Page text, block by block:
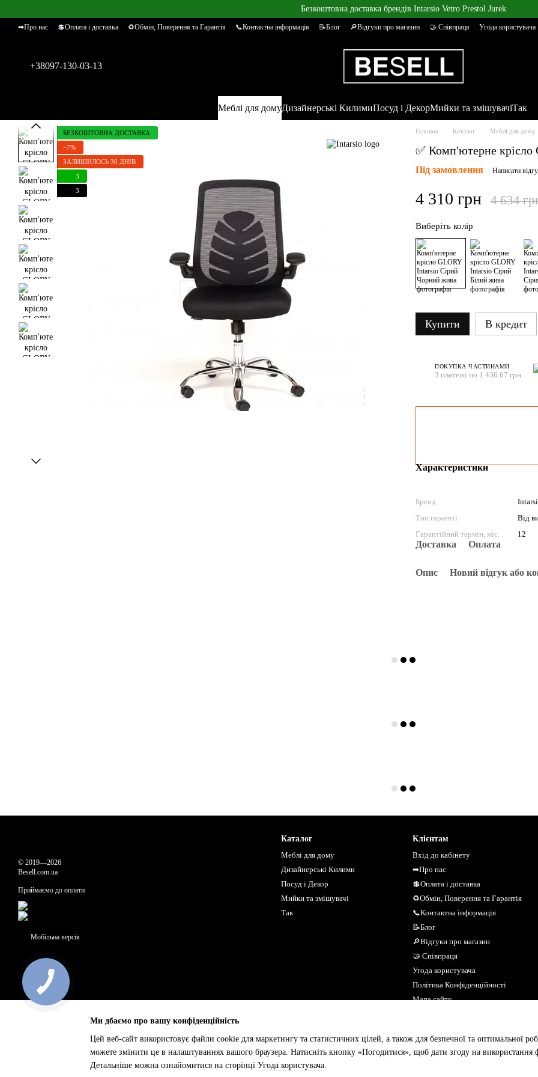
Безкоштовна доставка брендів Intarsio Vetro Prestol Jurek
➡Про нас 💲Оплата і доставка ♻Обмін, Поверення та Гарантія 📞Контактна інформація 📝Блог 🔎Відгуки про магазин 🤝 Співпраця Угода користувача
+38097-130-03-13
Меблі для домуДизайнерські КилимиПосуд і ДекорМийки та змішувачіТак
БЕЗКОШТОВНА ДОСТАВКА
−7%
ЗАЛИШИЛОСЬ 30 ДНІВ
3
3
Головна Каталог Меблі для дому
✅ Комп'ютерне
Під замовлення Написати
4 310 грн 4 634
Виберіть колір
Купити В кредит
ПОКУПКА ЧАСТИНАМИ
3 платежі по 1 436.67 грн
Характеристики
Бренд
Тип гарантії
Від
Гарантійний термін, міс.
12
Доставка Оплата
Опис Новий відгук або
© 2019—2026
Besell.com.ua
Приймаємо до оплати
Мобільна версія
Інтернет-магазин створений з Хорошоп
Каталог
Меблі для дому
Дизайнерські Килими
Посуд і Декор
Мийки та змішувачі
Так
Клієнтам
Вхід до кабінету
➡Про нас
💲Оплата і доставка
♻Обмін, Поверення та Гарантія
📞Контактна інформація
📝Блог
🔎Відгуки про магазин
🤝 Співпраця
Угода користувача
Політика Конфіденційності
Мапа сайту
Ми дбаємо про вашу конфіденційність
Цей веб-сайт використовує файли cookie для маркетингу та статистичних цілей, а також для безпечної та оптимальної
можете змінити це в налаштуваннях вашого браузера. Натисніть кнопку «Погодитися», щоб дати згоду на використання
Детальніше можна ознайомитися на сторінці Угода користувача.